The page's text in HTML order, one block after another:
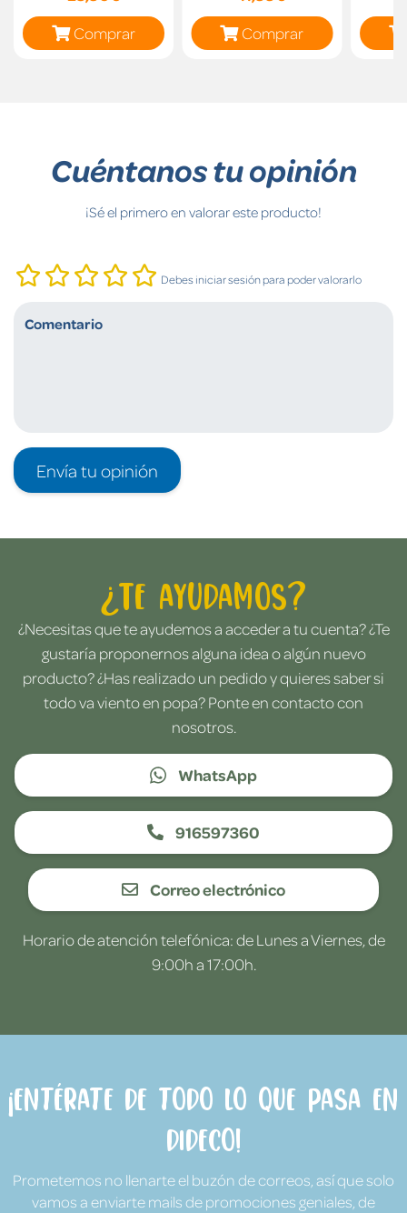
Comprar
Comprar
Cuéntanos tu opinión
¡Sé el primero en valorar este producto!
Debes iniciar sesión para poder valorarlo
Envía tu opinión
¿Te ayudamos?
¿Necesitas que te ayudemos a acceder a tu cuenta? ¿Te
gustaría proponernos alguna idea o algún nuevo
producto? ¿Has realizado un pedido y quieres saber si
todo va viento en popa? Ponte en contacto con
nosotros.
WhatsApp
916597360
Correo electrónico
Horario de atención telefónica: de Lunes a Viernes, de
9:00h a 17:00h.
¡Entérate de todo lo que pasa en
Dideco!
Prometemos no llenarte el buzón de correos, así que solo
vamos a enviarte mails de promociones geniales, de